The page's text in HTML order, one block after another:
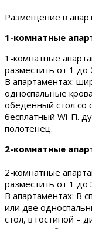
Размещение в
1-комнатные
1-комнатные
разместить от 1 до
В апартаментах:
односпальные
обеденный стол со
бесплатный Wi-Fi.
полотенец.
2-комнатные
2-комнатные
разместить от 1 до
В апартаментах: В
или две
стол, в гостиной –